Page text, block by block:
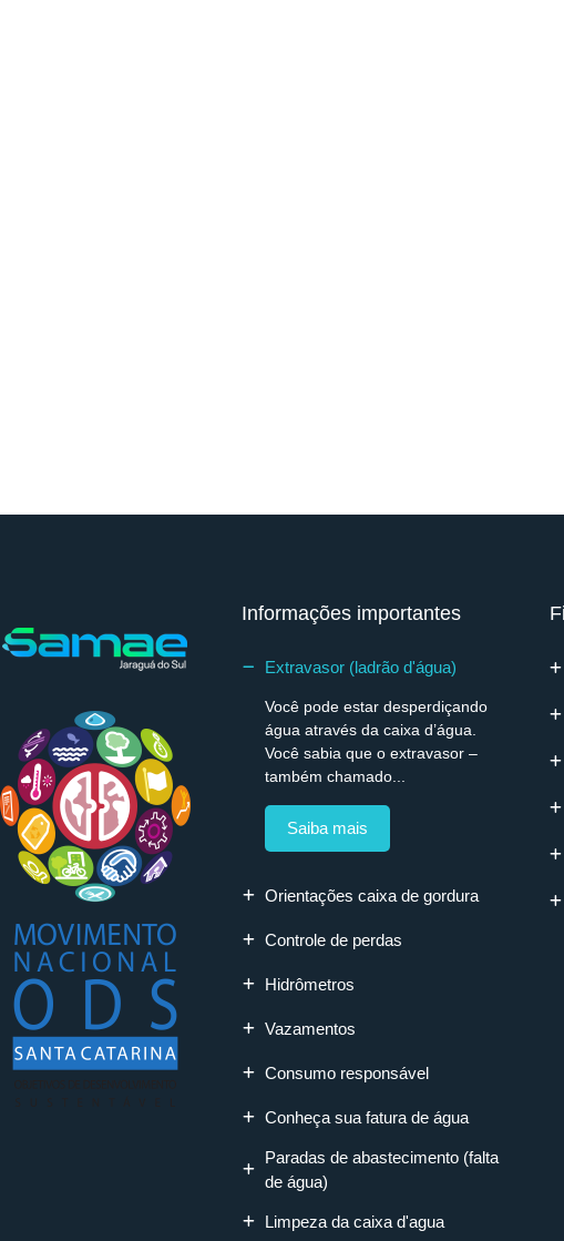
Informações importantes
Extravasor (ladrão d'água)
Você pode estar desperdiçando
água através da caixa d’água.
Você sabia que o extravasor –
também chamado...
Saiba mais
Orientações caixa de gordura
Controle de perdas
Hidrômetros
Vazamentos
Consumo responsável
Conheça sua fatura de água
Paradas de abastecimento (falta
de água)
Limpeza da caixa d'agua